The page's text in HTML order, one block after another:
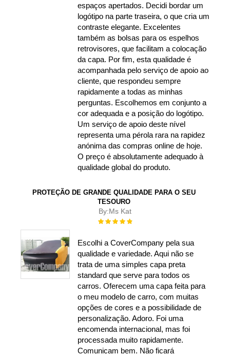
espaços apertados. Decidi bordar um
logótipo na parte traseira, o que cria um
contraste elegante. Excelentes
também as bolsas para os espelhos
retrovisores, que facilitam a colocação
da capa. Por fim, esta qualidade é
acompanhada pelo serviço de apoio ao
cliente, que respondeu sempre
rapidamente a todas as minhas
perguntas. Escolhemos em conjunto a
cor adequada e a posição do logótipo.
Um serviço de apoio deste nível
representa uma pérola rara na rapidez
anónima das compras online de hoje.
O preço é absolutamente adequado à
qualidade global do produto.
PROTEÇÃO DE GRANDE QUALIDADE PARA O SEU
TESOURO
By:Ms Kat
Rating:
Escolhi a CoverCompany pela sua
qualidade e variedade. Aqui não se
trata de uma simples capa preta
standard que serve para todos os
carros. Oferecem uma capa feita para
o meu modelo de carro, com muitas
opções de cores e a possibilidade de
personalização. Adoro. Foi uma
encomenda internacional, mas foi
processada muito rapidamente.
Comunicam bem. Não ficará